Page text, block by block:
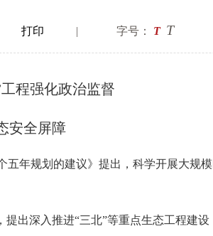
打印 | 字号： T T
程强化政治监督
安全屏障
规划的建议》提出，科学开展大规模
深入推进“三北”等重点生态工程建设